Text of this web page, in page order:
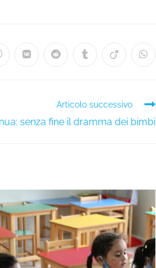
Articolo successivo
senza fine il dramma dei bimbi